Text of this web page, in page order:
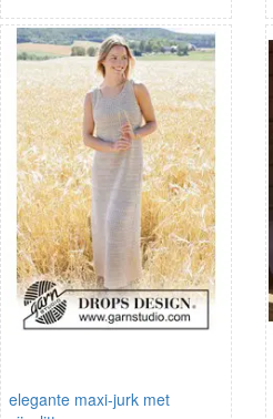
elegante maxi-jurk met